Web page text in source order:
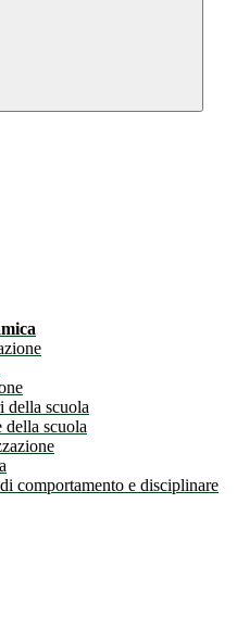
della scuola
della scuola
comportamento e disciplinare